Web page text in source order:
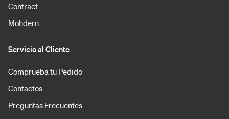
Contract
Mohdern
Servicio al Cliente
Comprueba tu Pedido
Contactos
Preguntas Frecuentes